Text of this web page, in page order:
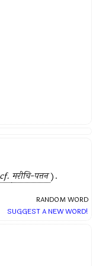
cf. मरीचि-पत्तन).
RANDOM WORD
SUGGEST A NEW WORD!